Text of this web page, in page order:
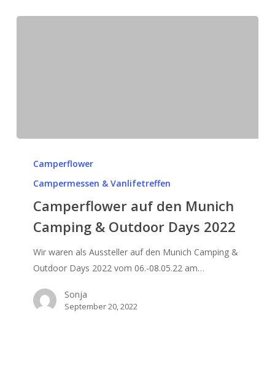
Camping
Days
2022
Camperflower
Campermessen & Vanlifetreffen
Camperflower auf den Munich
Camping & Outdoor Days 2022
Wir waren als Aussteller auf den Munich Camping &
Outdoor Days 2022 vom 06.-08.05.22 am…
Sonja
September 20, 2022